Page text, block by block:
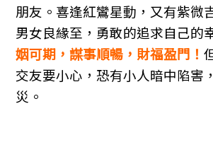
朋友。喜逢紅鸞星動，又有紫微
男女良緣至，勇敢的追求自己的
姻可期，謀事順暢，財福盈門！
交友要小心，恐有小人暗中陷害
災。